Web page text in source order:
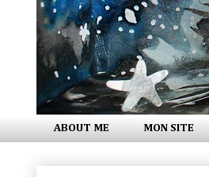
ABOUT ME MON SITE